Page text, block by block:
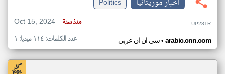
اخبار موريتانيا
Politics
Oct 15, 2024
منذ سنة UP28TR
سي ان ان عربي• arabic.cnn.com عدد الكلمات: ١١٤ ميديا: ١